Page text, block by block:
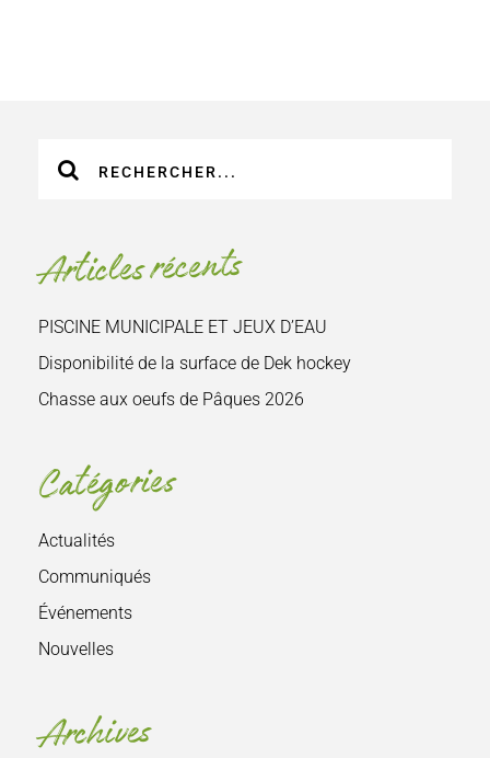
sur
Articles récents
PISCINE MUNICIPALE ET JEUX D’EAU
Disponibilité de la surface de Dek hockey
Chasse aux oeufs de Pâques 2026
Catégories
Actualités
Communiqués
Événements
Nouvelles
Archives